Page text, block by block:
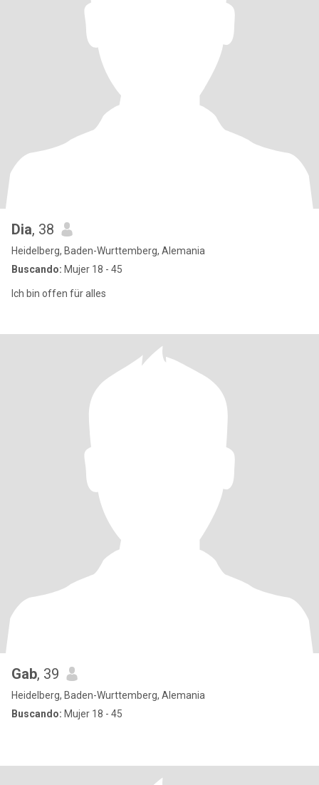
Dia, 38
Heidelberg, Baden-Wurttemberg, Alemania
Buscando: Mujer 18 - 45
Ich bin offen für alles
Gab, 39
Heidelberg, Baden-Wurttemberg, Alemania
Buscando: Mujer 18 - 45